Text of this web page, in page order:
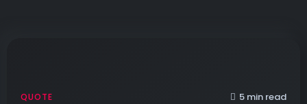
QUOTE 5 min read